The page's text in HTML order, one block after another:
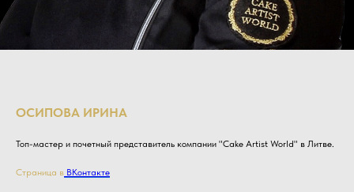
ОСИПОВА ИРИНА
Топ-мастер и почетный представитель компании "Cake Artist World" в Литве.
Страница в ВКонтакте